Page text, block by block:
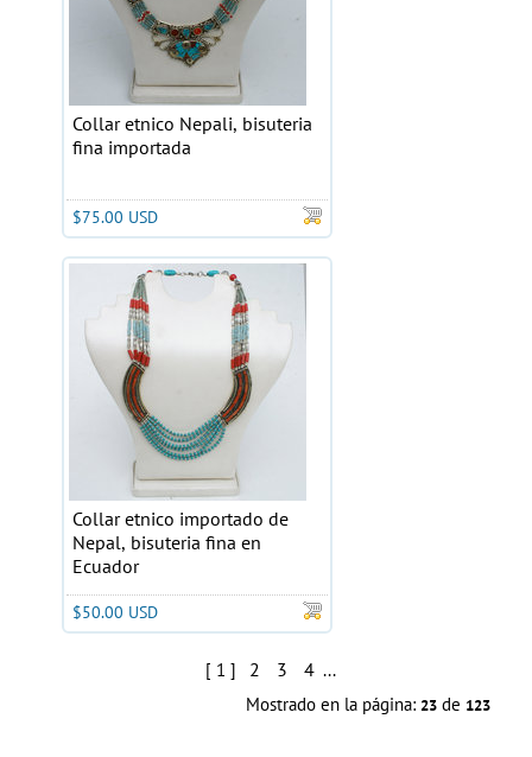
Collar etnico Nepali, bisuteria
fina importada
$75.00 USD
Collar etnico importado de
Nepal, bisuteria fina en
Ecuador
$50.00 USD
[ 1 ] 2 3 4 ...
Mostrado en la página: 23 de 123